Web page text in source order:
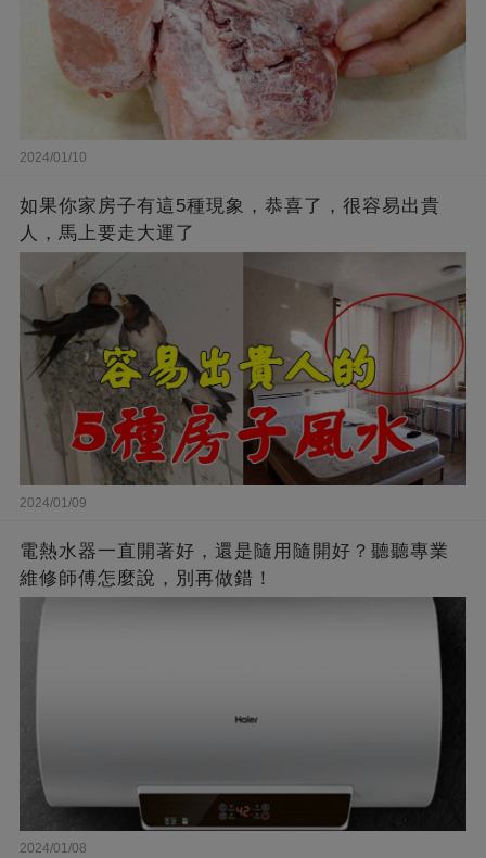
2024/01/10
如果你家房子有這5種現象，恭喜了，很容易出貴
人，馬上要走大運了
2024/01/09
電熱水器一直開著好，還是隨用隨開好？聽聽專業
維修師傅怎麼說，別再做錯！
2024/01/08